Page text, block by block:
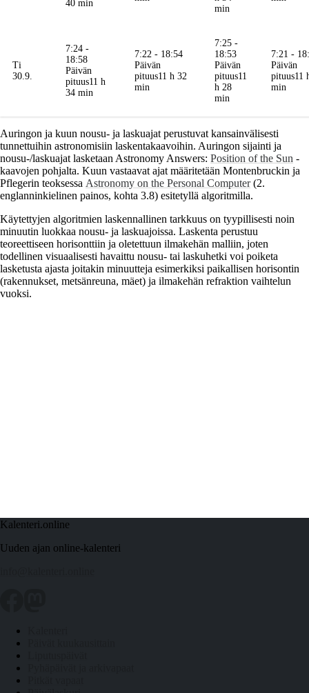
40 min
min
Ti
30.9.
7:24 -
18:58
Päivän
pituus11 h
34 min
7:22 - 18:54
Päivän
pituus11 h 32
min
7:25 -
18:53
Päivän
pituus11
h 28
min
7:21 -
Päivän
pituus11
min
Auringon ja kuun nousu- ja laskuajat perustuvat kansainvälisesti
tunnettuihin astronomisiin laskentakaavoihin. Auringon sijainti ja
nousu-/laskuajat lasketaan Astronomy Answers: Position of the Sun -
kaavojen pohjalta. Kuun vastaavat ajat määritetään Montenbruckin ja
Pflegerin teoksessa Astronomy on the Personal Computer(2.
englanninkielinen painos, kohta 3.8) esitetyllä algoritmilla.
Käytettyjen algoritmien laskennallinen tarkkuus on tyypillisesti noin
minuutin luokkaa nousu- ja laskuajoissa. Laskenta perustuu
teoreettiseen horisonttiin ja oletettuun ilmakehän malliin, joten
todellinen visuaalisesti havaittu nousu- tai laskuhetki voi poiketa
lasketusta ajasta joitakin minuutteja esimerkiksi paikallisen horisontin
(rakennukset, metsänreuna, mäet) ja ilmakehän refraktion vaihtelun
vuoksi.
Kalenteri.online
Uuden ajan online-kalenteri